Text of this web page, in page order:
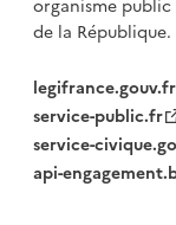
organisme public
de la République.
legifrance.gouv.fr
service-public.fr
service-
api-